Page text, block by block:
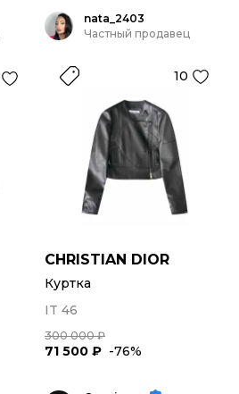
nata_2403
Частный продавец
10
CHRISTIAN DIOR
Куртка
IT 46
300 000 ₽
71 500 ₽ -76%